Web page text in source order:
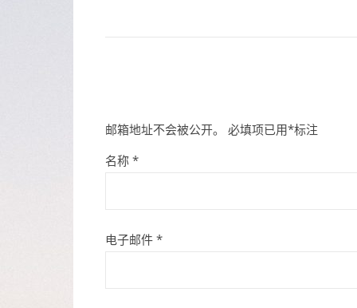
邮箱地址不会被公开。 必填项已用*标注
名称 *
电子邮件 *